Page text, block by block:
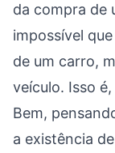
da compra de
impossível
de um carro,
veículo. Isso
Bem,
a existência